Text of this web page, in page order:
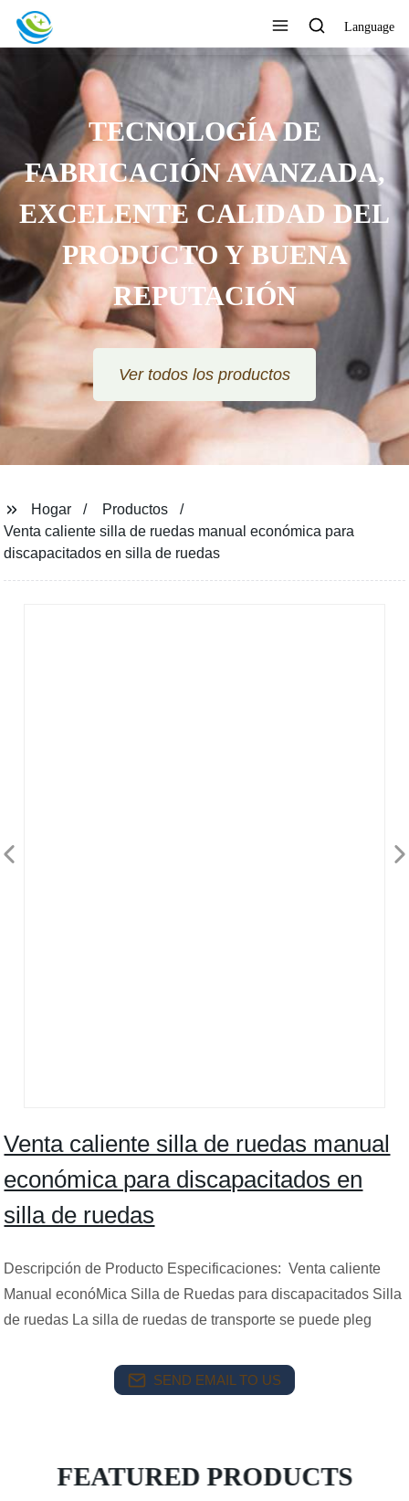
Language
CENTRARSE EN EL DISEÑO,
LA PRODUCCIÓN Y LAS
VENTAS COMO UNA
GARANTÍA DE CALIDAD
Ver todos los productos
Hogar
Productos
Venta caliente silla de ruedas manual económica para
discapacitados en silla de ruedas
Venta caliente silla de ruedas manual
económica para discapacitados en
silla de ruedas
Descripción de Producto Especificaciones: Venta caliente
Manual econóMica Silla de Ruedas para discapacitados Silla
de ruedas La silla de ruedas de transporte se puede pleg
SEND EMAIL TO US
FEATURED PRODUCTS